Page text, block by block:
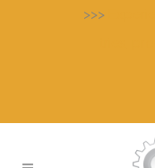
>>>